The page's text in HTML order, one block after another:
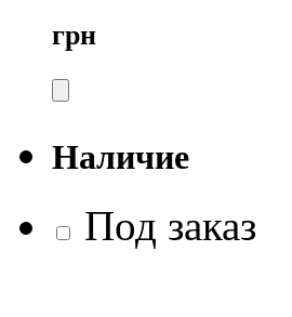
грн
Наличие
Под заказ